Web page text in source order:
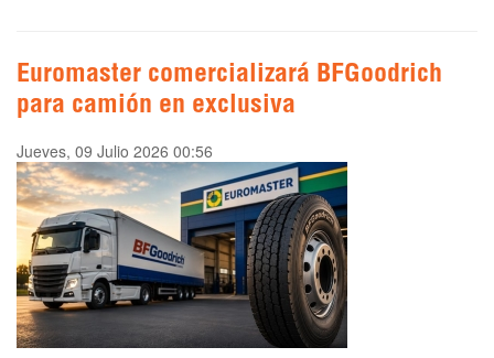
Euromaster comercializará BFGoodrich
para camión en exclusiva
Jueves, 09 Julio 2026 00:56